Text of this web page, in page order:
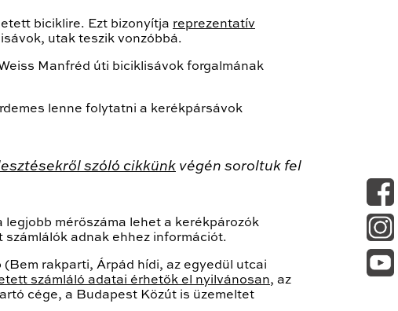
biciklire. Ezt bizonyítja reprezentatív
utak teszik vonzóbbá.
Manfréd úti biciklisávok forgalmának
lenne folytatni a kerékpársávok
szóló cikkünk végén soroltuk fel
mérőszáma lehet a kerékpározók
adnak ehhez információt.
rakparti, Árpád hídi, az egyedül utcai
számláló adatai érhetők el nyilvánosan, az
cége, a Budapest Közút is üzemeltet